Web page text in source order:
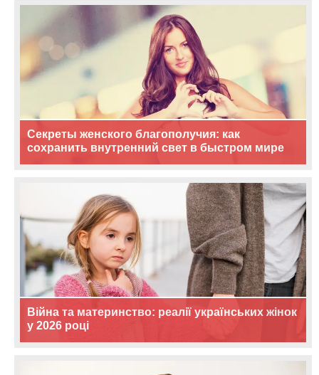
Секреты женского благополучия: как
сохранить внутренний свет в быстром мире
Війна та материнство: реалії українських жінок
у 2026 році